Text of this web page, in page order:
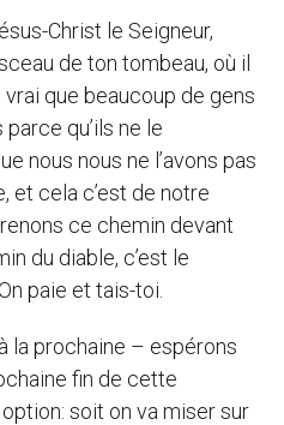
Christ le Seigneur,
de ton tombeau, où il
vrai que beaucoup de gens
qu’ils ne le
nous nous ne l’avons pas
et cela c’est de notre
ce chemin devant
du diable, c’est le
paie et tais-toi.
la prochaine – espérons
fin de cette
soit on va miser sur